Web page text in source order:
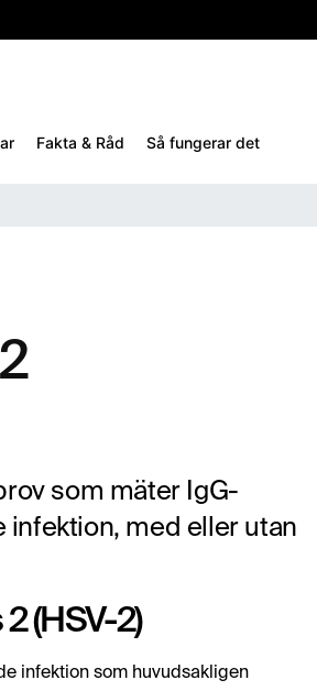
Fakta & Råd Så fungerar det
som mäter IgG-
infektion, med eller utan
(HSV-2)
infektion som huvudsakligen